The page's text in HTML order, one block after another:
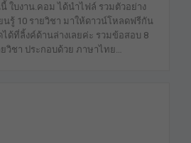
บงาน.คอม ได้นำไฟล์ รวมตัวอย่าง
นรู้ 10 รายวิชา มาให้ดาวน์โหลดฟรีกัน
ด้ที่ลิ้งค์ด้านล่างเลยค่ะ รวมข้อสอบ 8
วิชา ประกอบด้วย ภาษาไทย…